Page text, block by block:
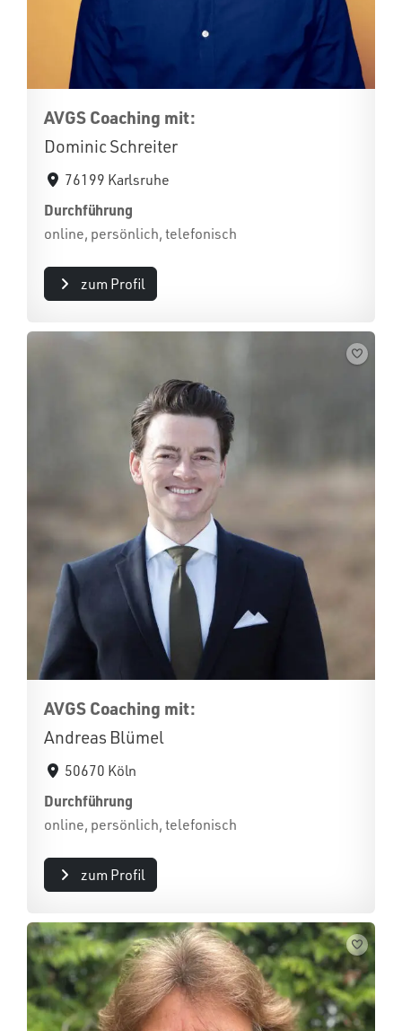
AVGS Coaching mit:
Dominic Schreiter
76199 Karlsruhe
Durchführung
online, persönlich, telefonisch
zum Profil
AVGS Coaching mit:
Andreas Blümel
50670 Köln
Durchführung
online, persönlich, telefonisch
zum Profil